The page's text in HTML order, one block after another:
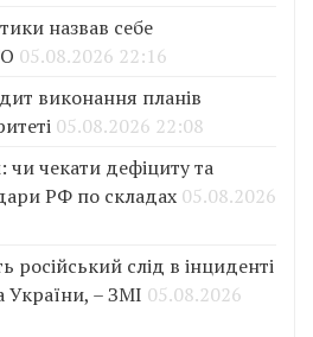
назвав себе
05.08.2026 22:16
виконання планів
05.08.2026 22:08
чи чекати дефіциту та
РФ по складах 05.08.2026
російський слід в інциденті
України, – ЗМІ 05.08.2026